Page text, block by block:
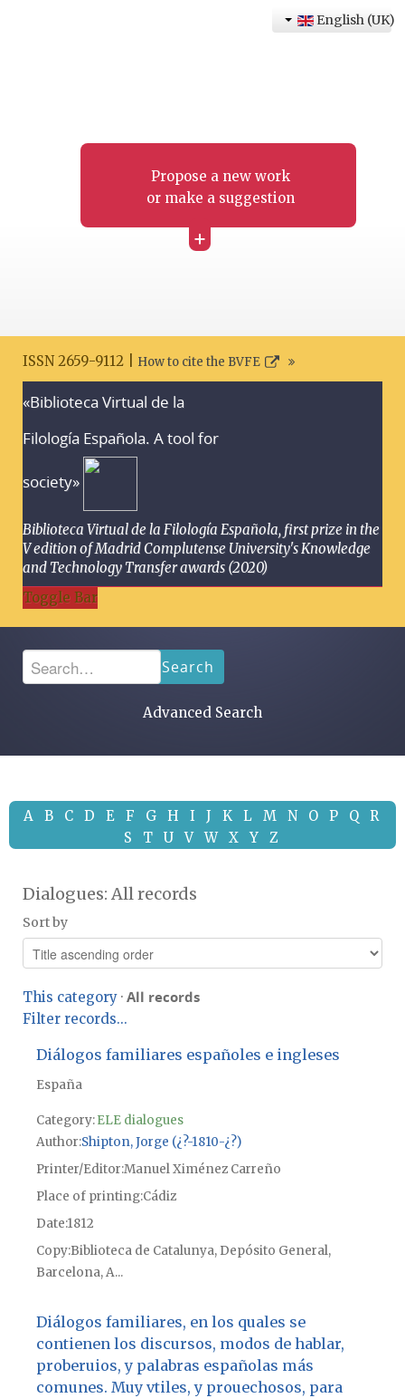
Propose a new work
or make a suggestion
+
English (UK)
ISSN 2659-9112 | How to cite the BVFE
«Biblioteca Virtual de la
Filología Española. A tool for
society»
Biblioteca Virtual de la Filología Española, first prize in the
V edition of Madrid Complutense University's Knowledge
and Technology Transfer awards (2020)
Toggle Bar
Search
Advanced Search
A B C D E F G H I J K L M N O P Q
R
S
T U V W X Y Z
Dialogues: All records
Sort by
This category · All records
Filter records...
Diálogos familiares españoles e ingleses
España
Category:ELE dialogues
Author Shipton, Jorge (¿?-1810-¿?)
Printer/Editor Manuel Ximénez Carreño
Place of printingCádiz
Date1812
CopyBiblioteca de Catalunya, Depósito General,
Barcelona, A...
Diálogos familiares, en los quales se
contienen los discursos, modos de hablar,
proberuios, y palabras españolas más
comunes. Muy vtiles, y prouechosos, para